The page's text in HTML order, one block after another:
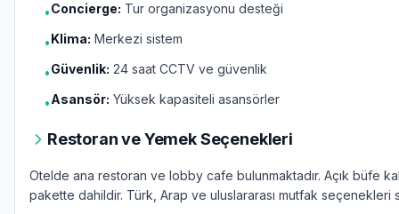
•Concierge: Tur organizasyonu desteği
•Klima: Merkezi sistem
•Güvenlik: 24 saat CCTV ve güvenlik
•Asansör: Yüksek kapasiteli asansörler
Restoran ve Yemek Seçenekleri
Otelde ana restoran ve lobby cafe bulunmaktadır. Açık büfe
pakette dahildir. Türk, Arap ve uluslararası mutfak seçenekleri